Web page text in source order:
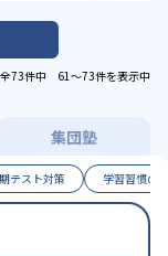
全73件中 61〜73件を表示中
集団塾
テスト対策 学習習慣の